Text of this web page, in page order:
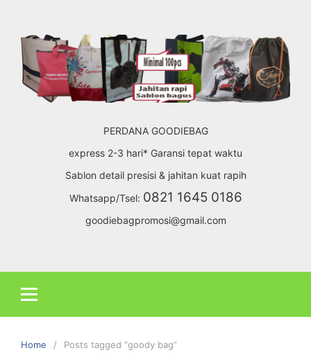
content
PERDANA GOODIEBAG
express 2-3 hari* Garansi tepat waktu
Sablon detail presisi & jahitan kuat rapih
Whatsapp/Tsel: 0821 1645 0186
goodiebagpromosi@gmail.com
Home Posts tagged “goody bag”